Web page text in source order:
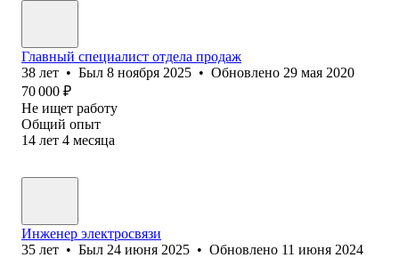
Главный специалист отдела продаж
38 лет • Был 8 ноября 2025 • Обновлено 29 мая 2020
70 000 ₽
Не ищет работу
Общий опыт
14 лет 4 месяца
Инженер электросвязи
35 лет • Был 24 июня 2025 • Обновлено 11 июня 2024